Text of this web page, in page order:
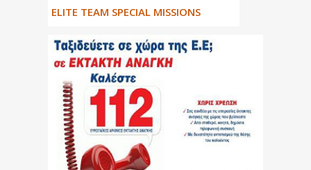
ΕLITE TEAM SPECIAL MISSIONS